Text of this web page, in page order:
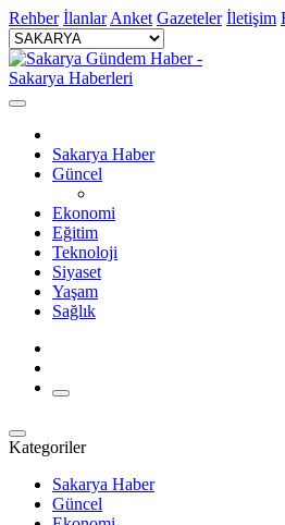
Rehber İlanlar Anket Gazeteler İletişim
Sakarya Haber
Güncel
Ekonomi
Eğitim
Teknoloji
Siyaset
Yaşam
Sağlık
Kategoriler
Sakarya Haber
Güncel